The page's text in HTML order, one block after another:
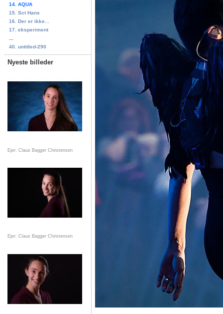
14. AQUA
15. Sct Hans
16. Der er ikke...
17. eksperiment
40. untitled-290
Nyeste billeder
Ejer: Claus Bagger Christensen
Ejer: Claus Bagger Christensen